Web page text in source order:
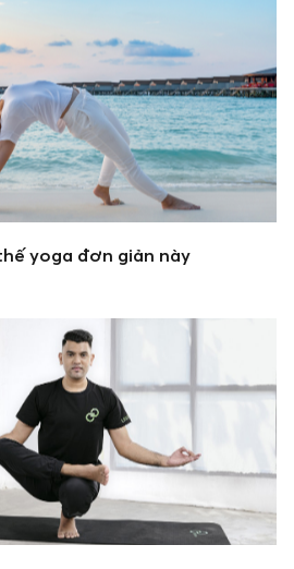
yoga đơn giản này